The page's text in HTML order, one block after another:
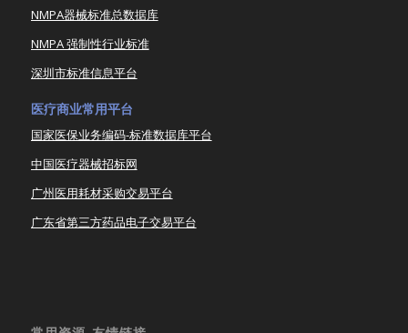
NMPA器械标准总数据库
NMPA 强制性行业标准
深圳市标准信息平台
医疗商业常用平台
国家医保业务编码-标准数据库平台
中国医疗器械招标网
广州医用耗材采购交易平台
广东省第三方药品电子交易平台